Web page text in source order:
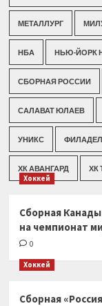
МЕТАЛЛУРГ
НБА НЬЮ-ЙОРК
СБОРНАЯ РОССИИ
САЛАВАТ ЮЛАЕВ
УНИКС
ХК АВАНГАРД ХК
Хоккей
Сборная Канады
на чемпионат
0
Хоккей
Сборная